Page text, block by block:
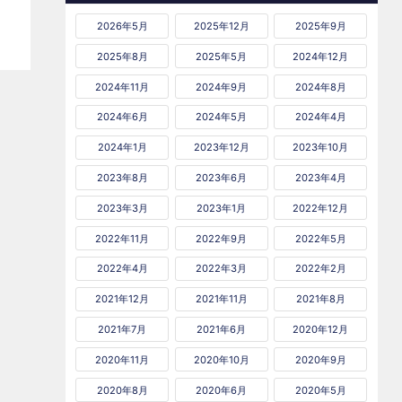
2026年5月 2025年12月 2025年9月
2025年8月 2025年5月 2024年12月
2024年11月 2024年9月 2024年8月
2024年6月 2024年5月 2024年4月
2024年1月 2023年12月 2023年10月
2023年8月 2023年6月 2023年4月
2023年3月 2023年1月 2022年12月
2022年11月 2022年9月 2022年5月
2022年4月 2022年3月 2022年2月
2021年12月 2021年11月 2021年8月
2021年7月 2021年6月 2020年12月
2020年11月 2020年10月 2020年9月
2020年8月 2020年6月 2020年5月